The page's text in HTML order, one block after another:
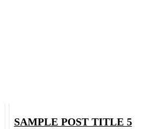
SAMPLE POST TITLE 5